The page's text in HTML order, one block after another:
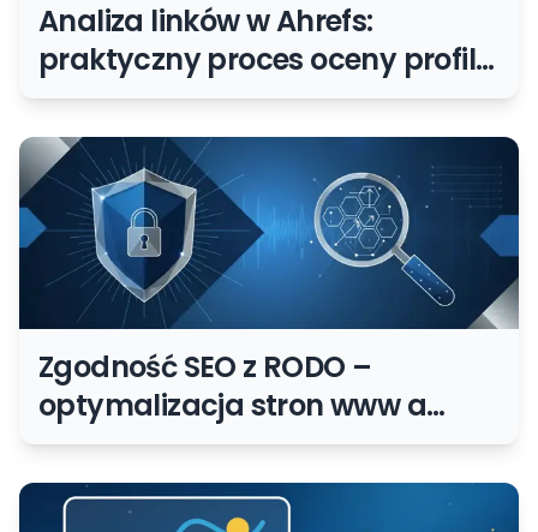
Analiza linków w Ahrefs:
praktyczny proces oceny profilu
linków
Zgodność SEO z RODO –
optymalizacja stron www a
ochrona danych osobowych